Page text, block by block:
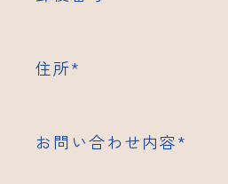
住所*
お問い合わせ内容*